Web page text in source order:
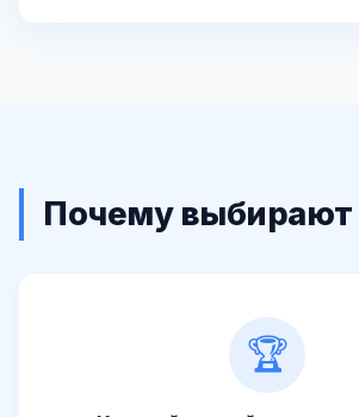
Почему выбирают
🏆